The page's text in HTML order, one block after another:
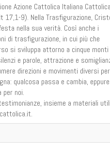
Azione Cattolica Italiana
17,1-9). Nella Trasfigurazione,
nella sua verità. Così anche i
di trasfigurazione, in cui più che
si sviluppa attorno a cinque monti
e parole, attrazione e
direzioni e movimenti diversi per
qualcosa passa e cambia, eppure
per noi.
insieme a materiali utili